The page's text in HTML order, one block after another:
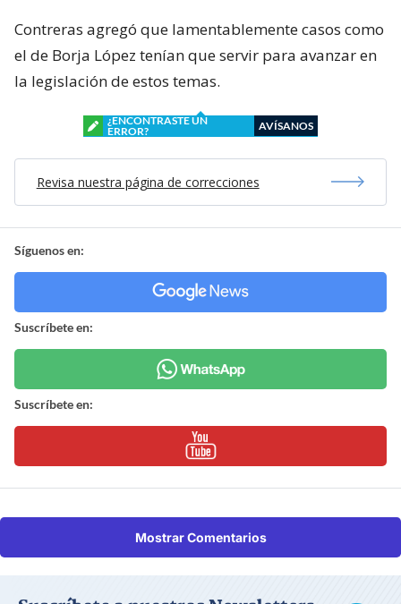
Contreras agregó que lamentablemente casos como
el de Borja López tenían que servir para avanzar en
la legislación de estos temas.
¿ENCONTRASTE UN
ERROR?
AVÍSANOS
Revisa nuestra página de correcciones
Síguenos en:
Suscríbete en:
Suscríbete en:
Mostrar Comentarios